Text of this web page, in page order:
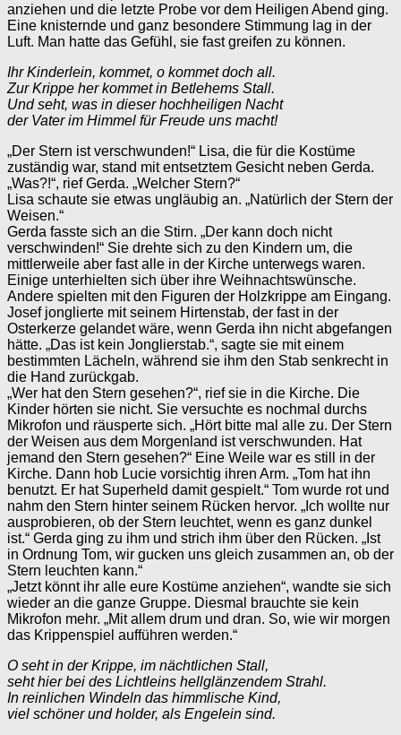
anziehen und die letzte Probe vor dem Heiligen Abend ging.
Eine knisternde und ganz besondere Stimmung lag in der
Luft. Man hatte das Gefühl, sie fast greifen zu können.
Ihr Kinderlein, kommet, o kommet doch all.
Zur Krippe her kommet in Betlehems Stall.
Und seht, was in dieser hochheiligen Nacht
der Vater im Himmel für Freude uns macht!
„Der Stern ist verschwunden!“ Lisa, die für die Kostüme
zuständig war, stand mit entsetztem Gesicht neben Gerda.
„Was?!“, rief Gerda. „Welcher Stern?“
Lisa schaute sie etwas ungläubig an. „Natürlich der Stern der
Weisen.“
Gerda fasste sich an die Stirn. „Der kann doch nicht
verschwinden!“ Sie drehte sich zu den Kindern um, die
mittlerweile aber fast alle in der Kirche unterwegs waren.
Einige unterhielten sich über ihre Weihnachtswünsche.
Andere spielten mit den Figuren der Holzkrippe am Eingang.
Josef jonglierte mit seinem Hirtenstab, der fast in der
Osterkerze gelandet wäre, wenn Gerda ihn nicht abgefangen
hätte. „Das ist kein Jonglierstab.“, sagte sie mit einem
bestimmten Lächeln, während sie ihm den Stab senkrecht in
die Hand zurückgab.
„Wer hat den Stern gesehen?“, rief sie in die Kirche. Die
Kinder hörten sie nicht. Sie versuchte es nochmal durchs
Mikrofon und räusperte sich. „Hört bitte mal alle zu. Der Stern
der Weisen aus dem Morgenland ist verschwunden. Hat
jemand den Stern gesehen?“ Eine Weile war es still in der
Kirche. Dann hob Lucie vorsichtig ihren Arm. „Tom hat ihn
benutzt. Er hat Superheld damit gespielt.“ Tom wurde rot und
nahm den Stern hinter seinem Rücken hervor. „Ich wollte nur
ausprobieren, ob der Stern leuchtet, wenn es ganz dunkel
ist.“ Gerda ging zu ihm und strich ihm über den Rücken. „Ist
in Ordnung Tom, wir gucken uns gleich zusammen an, ob der
Stern leuchten kann.“
„Jetzt könnt ihr alle eure Kostüme anziehen“, wandte sie sich
wieder an die ganze Gruppe. Diesmal brauchte sie kein
Mikrofon mehr. „Mit allem drum und dran. So, wie wir morgen
das Krippenspiel aufführen werden.“
O seht in der Krippe, im nächtlichen Stall,
seht hier bei des Lichtleins hellglänzendem Strahl.
In reinlichen Windeln das himmlische Kind,
viel schöner und holder, als Engelein sind.